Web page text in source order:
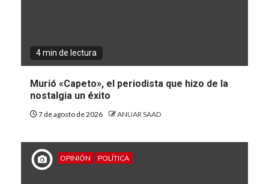
4 min de lectura
Murió «Capeto», el periodista que hizo de la
nostalgia un éxito
7 de agosto de 2026 ANUAR SAAD
OPINIÓN POLÍTICA